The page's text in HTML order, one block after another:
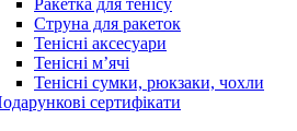
Ракетка для тенісу
Струна для ракеток
Тенісні аксесуари
Тенісні мʼячі
Тенісні сумки, рюкзаки, чохли
сертифікати